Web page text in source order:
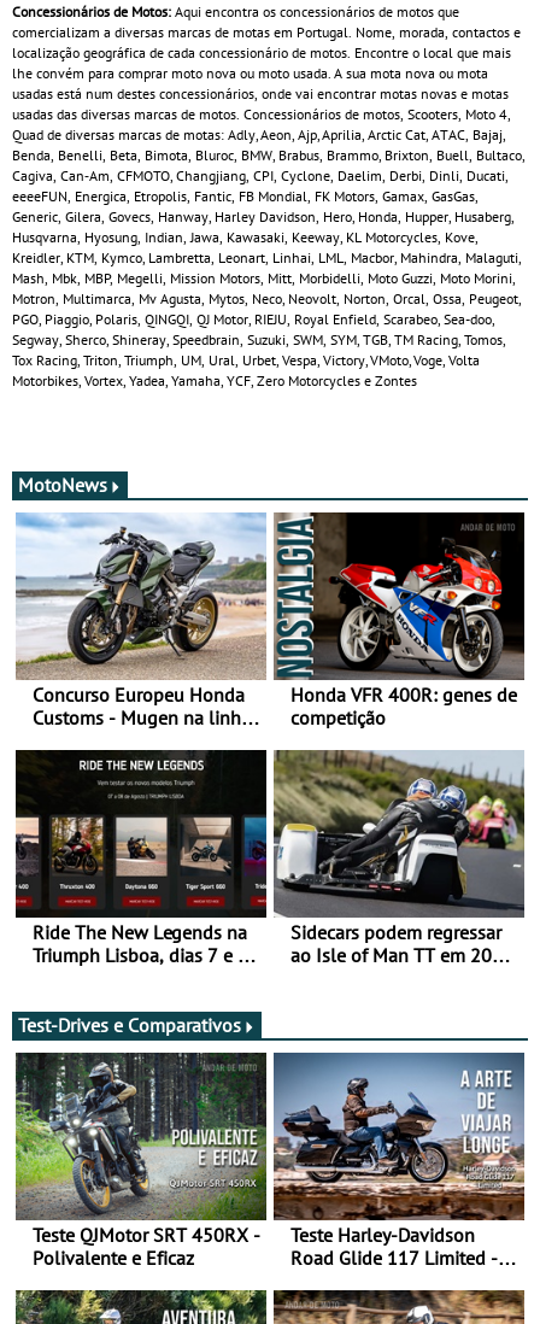
Concessionários de Motos: Aqui encontra os concessionários de motos que
comercializam a diversas marcas de motas em Portugal. Nome, morada, contactos e
localização geográfica de cada concessionário de motos. Encontre o local que mais
lhe convém para comprar moto nova ou moto usada. A sua mota nova ou mota
usadas está num destes concessionários, onde vai encontrar motas novas e motas
usadas das diversas marcas de motos. Concessionários de motos, Scooters, Moto 4,
Quad de diversas marcas de motas: Adly, Aeon, Ajp, Aprilia, Arctic Cat, ATAC, Bajaj,
Benda, Benelli, Beta, Bimota, Bluroc, BMW, Brabus, Brammo, Brixton, Buell, Bultaco,
Cagiva, Can‑Am, CFMOTO, Changjiang, CPI, Cyclone, Daelim, Derbi, Dinli, Ducati,
eeeeFUN, Energica, Etropolis, Fantic, FB Mondial, FK Motors, Gamax, GasGas,
Generic, Gilera, Govecs, Hanway, Harley Davidson, Hero, Honda, Hupper, Husaberg,
Husqvarna, Hyosung, Indian, Jawa, Kawasaki, Keeway, KL Motorcycles, Kove,
Kreidler, KTM, Kymco, Lambretta, Leonart, Linhai, LML, Macbor, Mahindra, Malaguti,
Mash, Mbk, MBP, Megelli, Mission Motors, Mitt, Morbidelli, Moto Guzzi, Moto Morini,
Motron, Multimarca, Mv Agusta, Mytos, Neco, Neovolt, Norton, Orcal, Ossa, Peugeot,
PGO, Piaggio, Polaris, QINGQI, QJ Motor, RIEJU, Royal Enfield, Scarabeo, Sea-doo,
Segway, Sherco, Shineray, Speedbrain, Suzuki, SWM, SYM, TGB, TM Racing, Tomos,
Tox Racing, Triton, Triumph, UM, Ural, Urbet, Vespa, Victory, VMoto, Voge, Volta
Motorbikes, Vortex, Yadea, Yamaha, YCF, Zero Motorcycles e Zontes
MotoNews
Concurso Europeu Honda
Customs - Mugen na linha
ganhar
Honda VFR 400R: genes de
competição
Ride The New Legends na
Triumph Lisboa, dias 7 e 8
Sidecars podem regressar
ao Isle of Man TT em 2027
Test-Drives e Comparativos
Teste QJMotor SRT 450RX -
Polivalente e Eficaz
Teste Harley-Davidson
Road Glide 117 Limited - A